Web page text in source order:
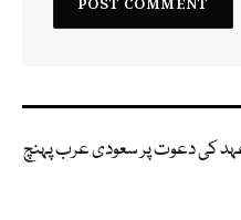
کی دعوت پر سعودی عرب پہنچ